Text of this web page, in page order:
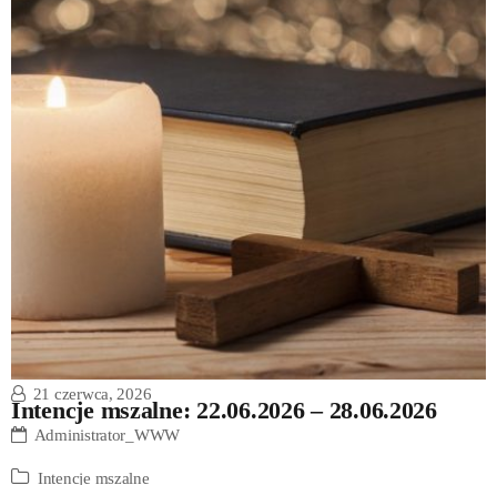
Intencje mszalne: 22.06.2026 – 28.06.2026
21 czerwca, 2026
Administrator_WWW
Intencje mszalne